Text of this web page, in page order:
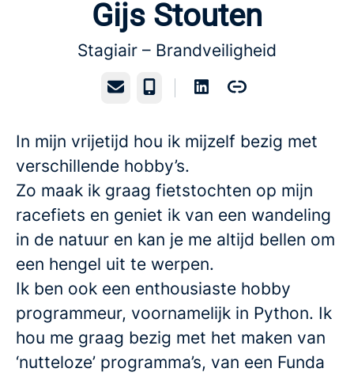
Gijs Stouten
Stagiair – Brandveiligheid
E-mailadresTelefoonnummer
In mijn vrijetijd hou ik mijzelf bezig met
verschillende hobby’s.
Zo maak ik graag fietstochten op mijn
racefiets en geniet ik van een wandeling
in de natuur en kan je me altijd bellen om
een hengel uit te werpen.
Ik ben ook een enthousiaste hobby
programmeur, voornamelijk in Python. Ik
hou me graag bezig met het maken van
‘nutteloze’ programma’s, van een Funda